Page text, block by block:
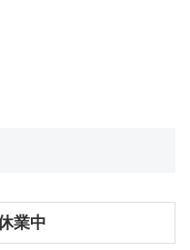
業中